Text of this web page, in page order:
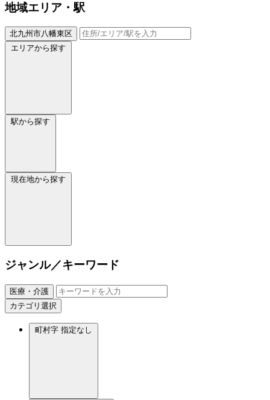
地域エリア・駅
北九州市八幡東区
エリアから探す
駅から探す
現在地から探す
ジャンル／キーワード
医療・介護
カテゴリ選択
町村字 指定なし